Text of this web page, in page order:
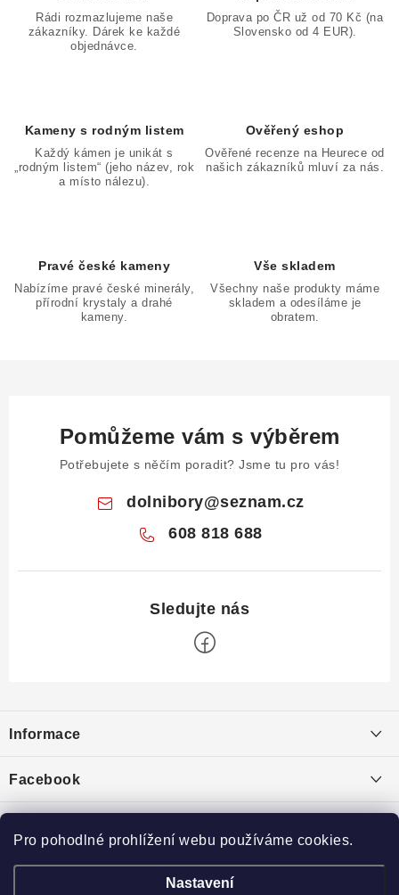
Pro pohodlné prohlížení webu používáme cookies.
Nastavení
y
s
Rádi rozmazlujeme naše
zákazníky. Dárek ke každé
objednávce.
Doprava po ČR už od 70 Kč (na
Slovensko od 4 EUR).
Kameny s rodným listem
Každý kámen je unikát s
„rodným listem“ (jeho název, rok
a místo nálezu).
Ověřený eshop
Ověřené recenze na Heurece od
našich zákazníků mluví za nás.
Pravé české kameny
Nabízíme pravé české minerály,
přírodní krystaly a drahé
kameny.
Vše skladem
Všechny naše produkty máme
skladem a odesíláme je
obratem.
Pomůžeme vám s výběrem
Potřebujete s něčím poradit? Jsme tu pro vás!
dolnibory@seznam.cz
608 818 688
p
a
í
Informace
Puncovní značky
Ochrana osobních údajů
Výkup minerálů a drahých kamenů
Facebook
Toplist
Broušený kámen